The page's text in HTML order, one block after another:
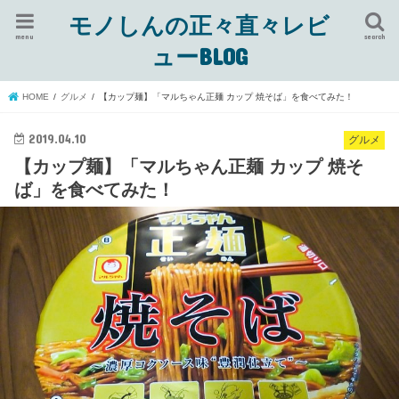
モノしんの正々直々レビ
ューBLOG
search
menu
HOME グルメ 【カップ麺】「マルちゃん正麺 カップ 焼そば」を食べてみた！
グルメ
2019.04.10
【カップ麺】「マルちゃん正麺 カップ 焼そ
ば」を食べてみた！